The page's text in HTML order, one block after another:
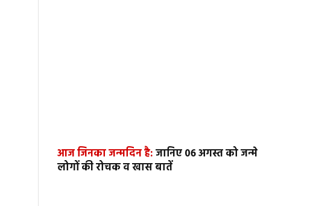
आज जिनका जन्मदिन है:जानिए 06 अगस्त को जन्मे
लोगों की रोचक व खास बातें